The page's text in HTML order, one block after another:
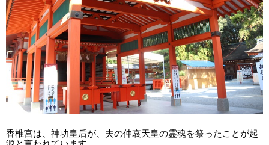
香椎宮は、神功皇后が、夫の仲哀天皇の霊魂を祭ったことが起